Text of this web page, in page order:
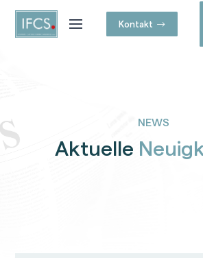
Kontakt
NEWS
Aktuelle